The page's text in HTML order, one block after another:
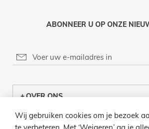
ABONNEER U OP ONZE
OVER ONS
KLANTENCENTRUM
Wij gebruiken cookies om je bezoek